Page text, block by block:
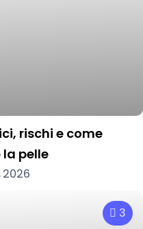
rischi e come
pelle
3